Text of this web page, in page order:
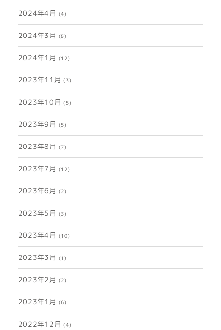
2024年4月 (4)
2024年3月 (5)
2024年1月 (12)
2023年11月 (3)
2023年10月 (5)
2023年9月 (5)
2023年8月 (7)
2023年7月 (12)
2023年6月 (2)
2023年5月 (3)
2023年4月 (10)
2023年3月 (1)
2023年2月 (2)
2023年1月 (6)
2022年12月 (4)